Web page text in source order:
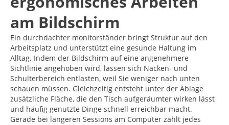
am Bildschirm
Ein durchdachter monitorständer bringt Struktur auf den
Arbeitsplatz und unterstützt eine gesunde Haltung im
Alltag. Indem der Bildschirm auf eine angenehmere
Sichtlinie angehoben wird, lassen sich Nacken- und
Schulterbereich entlasten, weil Sie weniger nach unten
schauen müssen. Gleichzeitig entsteht unter der Ablage
zusätzliche Fläche, die den Tisch aufgeräumter wirken lässt
und häufig genutzte Dinge schnell erreichbar macht.
Gerade bei längeren Sessions am Computer zählt jedes